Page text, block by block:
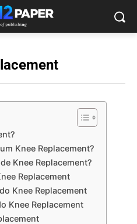
Knee Replacement?
Knee Replacement?
Replacement
Knee Replacement
Knee Replacement